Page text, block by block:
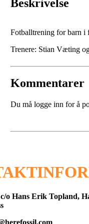
Beskrivelse
Fotballtrening for barn i
Trenere: Stian Væting
Kommentarer
Du må logge inn for å
c/o Hans Erik Topland,